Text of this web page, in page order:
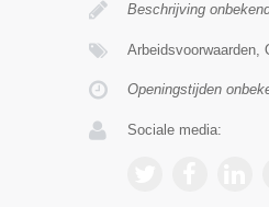
Beschrijving
Arbeidsvoorwaarden,
Openingstijden
Sociale media: